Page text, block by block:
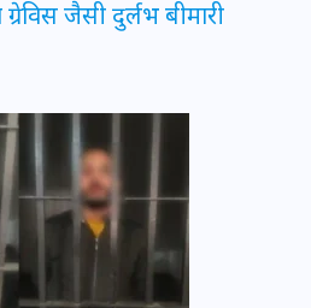
जैसी दुर्लभ बीमारी